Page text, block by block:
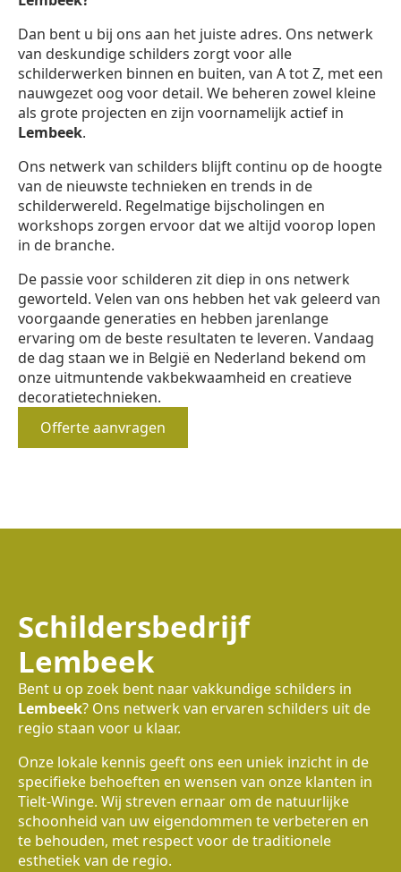
Dan bent u bij ons aan het juiste adres. Ons netwerk
van deskundige schilders zorgt voor alle
schilderwerken binnen en buiten, van A tot Z, met een
nauwgezet oog voor detail. We beheren zowel kleine
als grote projecten en zijn voornamelijk actief in
Lembeek.
Ons netwerk van schilders blijft continu op de hoogte
van de nieuwste technieken en trends in de
schilderwereld. Regelmatige bijscholingen en
workshops zorgen ervoor dat we altijd voorop lopen
in de branche.
De passie voor schilderen zit diep in ons netwerk
geworteld. Velen van ons hebben het vak geleerd van
voorgaande generaties en hebben jarenlange
ervaring om de beste resultaten te leveren. Vandaag
de dag staan we in België en Nederland bekend om
onze uitmuntende vakbekwaamheid en creatieve
decoratietechnieken.
Offerte aanvragen
Schildersbedrijf
Lembeek
Bent u op zoek bent naar vakkundige schilders in
Lembeek? Ons netwerk van ervaren schilders uit de
regio staan voor u klaar.
Onze lokale kennis geeft ons een uniek inzicht in de
specifieke behoeften en wensen van onze klanten in
Tielt-Winge. Wij streven ernaar om de natuurlijke
schoonheid van uw eigendommen te verbeteren en
te behouden, met respect voor de traditionele
esthetiek van de regio.